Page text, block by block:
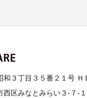
３丁目３５番２１号 Ｈ
区みなとみらい３-７-